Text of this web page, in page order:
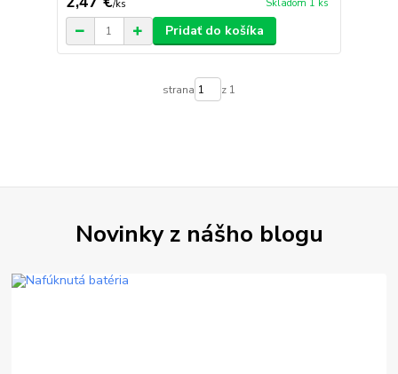
/ks Skladom 1 ks
Pridať do košíka
strana z 1
Novinky z nášho blogu